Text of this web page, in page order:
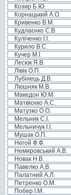
Козир Б.Ю.
Корнацький А.О.
Кривенко В.М.
Кудлаєнко С.В.
Куліченко І.І.
Курило В.С.
Кучер М.І.
Лесюк Я.В.
Лівік О.П.
Лубінець Д.В.
Люшняк М.В.
Македон Ю.М.
Матвієнко А.С.
Матузко О.О.
Мельник С.І.
Мельничук І.І.
Мушак О.П.
Негой Ф.Ф.
Немировський А.В.
Новак Н.В.
Павелко А.В.
Палатний А.Л.
Петренко О.М.
Побер І.М.